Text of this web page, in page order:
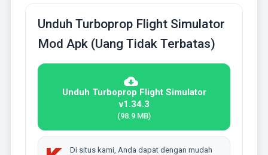
Unduh Turboprop Flight Simulator
Mod Apk (Uang Tidak Terbatas)
Unduh Turboprop Flight Simulator
v1.34.3
(98.9 MB)
Di situs kami, Anda dapat dengan mudah